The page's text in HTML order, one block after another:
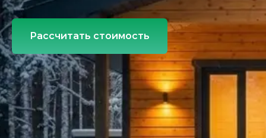
Рассчитать стоимость